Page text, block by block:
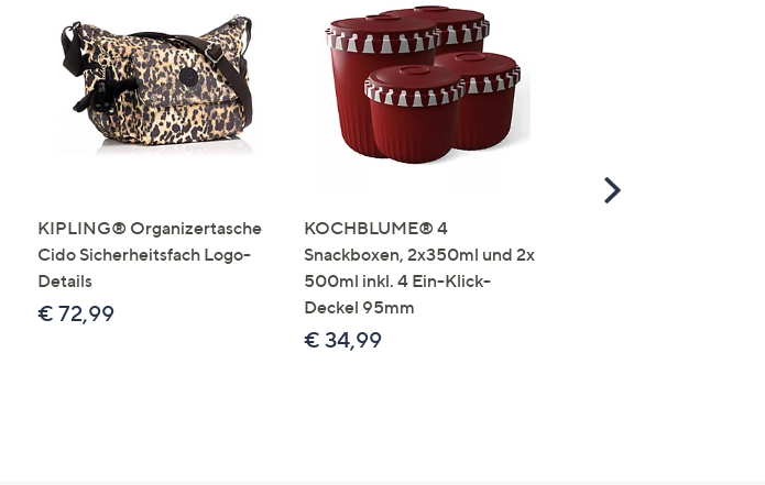
KIPLING® Organizertasche
Cido Sicherheitsfach Logo-
Details
€ 72,99
KOCHBLUME® 4
Snackboxen, 2x350ml und 2x
500ml inkl. 4 Ein-Klick-
Deckel 95mm
€ 34,99
Scroll